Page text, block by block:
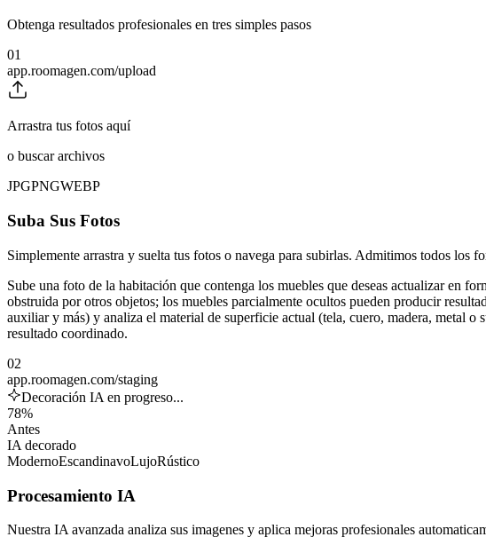
Obtenga resultados profesionales en tres simples pasos
01
app.roomagen.com/upload
Arrastra tus fotos aquí
o buscar archivos
JPGPNGWEBP
Suba Sus Fotos
Simplemente arrastra y suelta tus fotos o navega para subirlas. Admitimos todos
Sube una foto de la habitación que contenga los muebles que deseas actualizar en
obstruida por otros objetos; los muebles parcialmente ocultos pueden producir
auxiliar y más) y analiza el material de superficie actual (tela, cuero, madera, metal
resultado coordinado.
02
app.roomagen.com/staging
Decoración IA en progreso...
78%
Antes
IA decorado
ModernoEscandinavoLujoRústico
Procesamiento IA
Nuestra IA avanzada analiza sus imagenes y aplica mejoras profesionales